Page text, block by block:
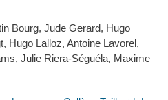
Bourg, Jude Gerard, Hugo
Hugo Lalloz, Antoine Lavorel,
Julie Riera-Séguéla, Maxime